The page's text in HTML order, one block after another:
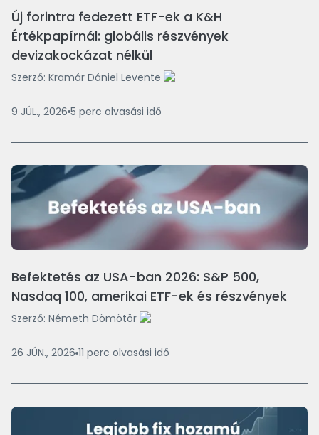
Új forintra fedezett ETF-ek a K&H
Értékpapírnál: globális részvények
devizakockázat nélkül
Szerző: Kramár Dániel Levente
9 JÚL., 2026 5 perc olvasási idő
Befektetés az USA-ban 2026: S&P 500,
Nasdaq 100, amerikai ETF-ek és részvények
Szerző: Németh Dömötör
26 JÚN., 2026 11 perc olvasási idő